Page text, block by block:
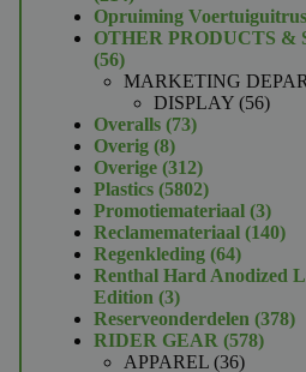
producten
Opruiming
OTHER PRODUCTS &
5656
producten
MARKETING
DISPLAY 5656
Overalls 7373
Overig 88
producten
Overige 312312
producten
Plastics 58025802
producten
Promotiemateriaal 33
Reclamemateriaal 140140
Regenkleding 6464
Renthal Hard Anodized
Edition 33
producten
Reserveonderdelen 378378
RIDER GEAR 578578
APPAREL 3636